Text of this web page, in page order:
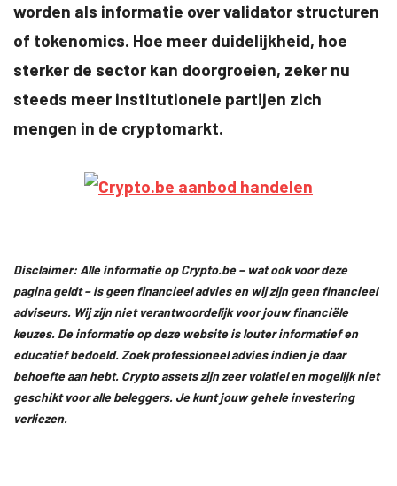
worden als informatie over validator structuren
of tokenomics. Hoe meer duidelijkheid, hoe
sterker de sector kan doorgroeien, zeker nu
steeds meer institutionele partijen zich
mengen in de cryptomarkt.
Disclaimer: Alle informatie op Crypto.be – wat ook voor deze
pagina geldt – is geen financieel advies en wij zijn geen financieel
adviseurs. Wij zijn niet verantwoordelijk voor jouw financiële
keuzes. De informatie op deze website is louter informatief en
educatief bedoeld. Zoek professioneel advies indien je daar
behoefte aan hebt. Crypto assets zijn zeer volatiel en mogelijk niet
geschikt voor alle beleggers. Je kunt jouw gehele investering
verliezen.